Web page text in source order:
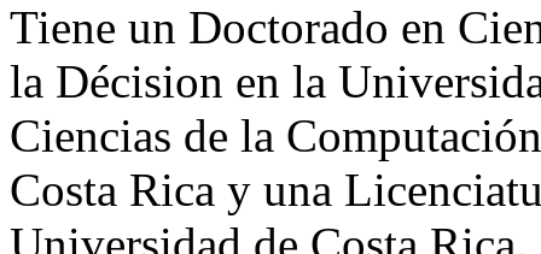
Tiene un Doctorado en
la Décision en la
Ciencias de la
Costa Rica y una